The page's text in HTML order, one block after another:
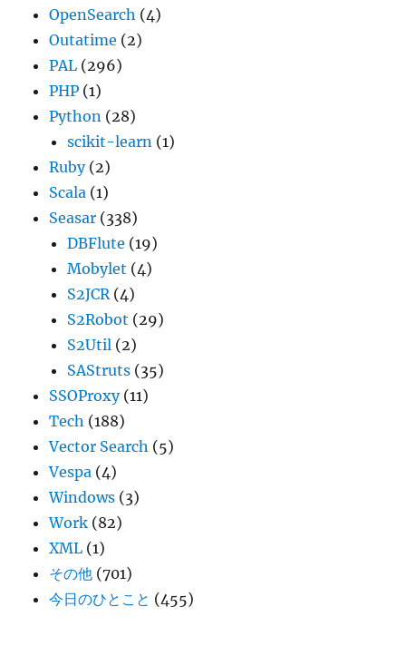
OpenSearch (4)
Outatime (2)
PAL (296)
PHP (1)
Python (28)
scikit-learn (1)
Ruby(2)
Scala (1)
Seasar (338)
DBFlute (19)
Mobylet (4)
S2JCR(4)
S2Robot (29)
S2Util (2)
SAStruts (35)
SSOProxy(11)
Tech (188)
Vector Search (5)
Vespa (4)
Windows (3)
Work (82)
XML (1)
その他 (701)
今日のひとこと (455)